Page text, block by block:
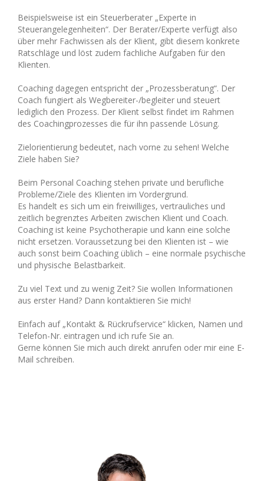
Beispielsweise ist ein Steuerberater „Experte in
Steuerangelegenheiten“. Der Berater/Experte verfügt also
über mehr Fachwissen als der Klient, gibt diesem konkrete
Ratschläge und löst zudem fachliche Aufgaben für den
Klienten.
Coaching dagegen entspricht der „Prozessberatung“. Der
Coach fungiert als Wegbereiter-/begleiter und steuert
lediglich den Prozess. Der Klient selbst findet im Rahmen
des Coachingprozesses die für ihn passende Lösung.
Zielorientierung bedeutet, nach vorne zu sehen! Welche
Ziele haben Sie?
Beim Personal Coaching stehen private und berufliche
Probleme/Ziele des Klienten im Vordergrund.
Es handelt es sich um ein freiwilliges, vertrauliches und
zeitlich begrenztes Arbeiten zwischen Klient und Coach.
Coaching ist keine Psychotherapie und kann eine solche
nicht ersetzen. Voraussetzung bei den Klienten ist – wie
auch sonst beim Coaching üblich – eine normale psychische
und physische Belastbarkeit.
Zu viel Text und zu wenig Zeit? Sie wollen Informationen
aus erster Hand? Dann kontaktieren Sie mich!
Einfach auf „Kontakt & Rückrufservice“ klicken, Namen und
Telefon-Nr. eintragen und ich rufe Sie an.
Gerne können Sie mich auch direkt anrufen oder mir eine E-
Mail schreiben.